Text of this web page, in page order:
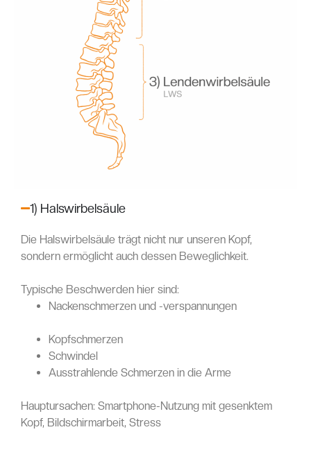
1) Halswirbelsäule
Die Halswirbelsäule trägt nicht nur unseren Kopf,
sondern ermöglicht auch dessen Beweglichkeit.
Typische Beschwerden hier sind:
Nackenschmerzen und -verspannungen
Kopfschmerzen
Schwindel
Ausstrahlende Schmerzen in die Arme
Hauptursachen: Smartphone-Nutzung mit gesenktem
Kopf, Bildschirmarbeit, Stress